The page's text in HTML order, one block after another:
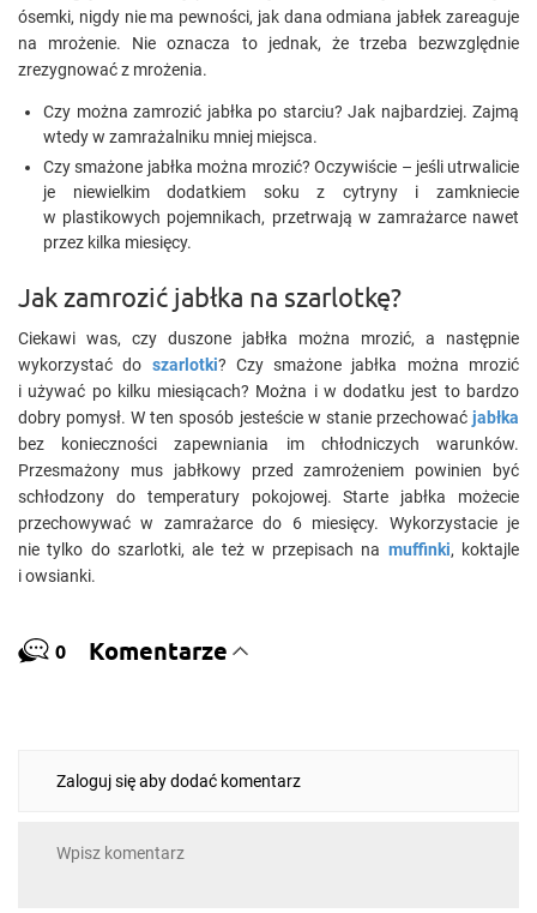
ósemki, nigdy nie ma pewności, jak dana odmiana jabłek zareaguje
na mrożenie. Nie oznacza to jednak, że trzeba bezwzględnie
zrezygnować z mrożenia.
Czy można zamrozić jabłka po starciu? Jak najbardziej. Zajmą
wtedy w zamrażalniku mniej miejsca.
Czy smażone jabłka można mrozić? Oczywiście – jeśli utrwalicie
je niewielkim dodatkiem soku z cytryny i zamkniecie
w plastikowych pojemnikach, przetrwają w zamrażarce nawet
przez kilka miesięcy.
Jak zamrozić jabłka na szarlotkę?
Ciekawi was, czy duszone jabłka można mrozić, a następnie
wykorzystać do szarlotki? Czy smażone jabłka można mrozić
i używać po kilku miesiącach? Można i w dodatku jest to bardzo
dobry pomysł. W ten sposób jesteście w stanie przechować jabłka
bez konieczności zapewniania im chłodniczych warunków.
Przesmażony mus jabłkowy przed zamrożeniem powinien być
schłodzony do temperatury pokojowej. Starte jabłka możecie
przechowywać w zamrażarce do 6 miesięcy. Wykorzystacie je
nie tylko do szarlotki, ale też w przepisach na muffinki, koktajle
i owsianki.
0 Komentarze
Zaloguj się aby dodać komentarz